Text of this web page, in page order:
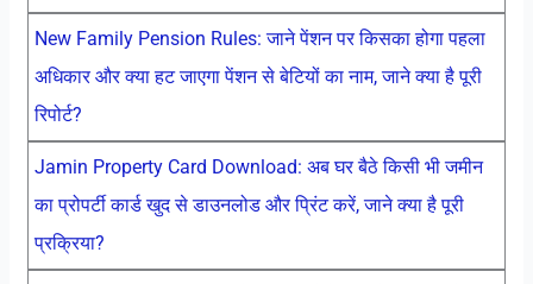
New Family Pension Rules: जाने पेंशन पर किसका होगा पहला
अधिकार और क्या हट जाएगा पेंशन से बेटियों का नाम, जाने क्या है पूरी
रिपोर्ट?
Jamin Property Card Download: अब घर बैठे किसी भी जमीन
का प्रोपर्टी कार्ड खुद से डाउनलोड और प्रिंट करें, जाने क्या है पूरी
प्रक्रिया?